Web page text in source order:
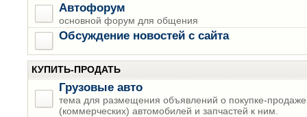
Автофорум
основной форум для общения
Обсуждение новостей с сайта
КУПИТЬ-ПРОДАТЬ
Грузовые авто
тема для размещения объявлений о покупке-продаже
(коммерческих) автомобилей и запчастей к ним.